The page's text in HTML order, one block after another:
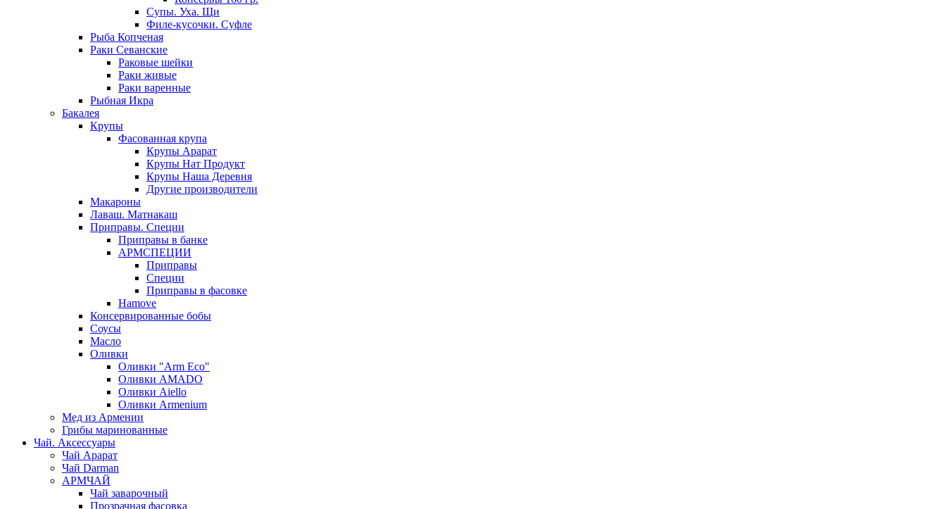
Супы. Уха. Щи
Филе-кусочки. Суфле
Рыба Копченая
Раки Севанские
Раковые шейки
Раки живые
Раки варенные
Рыбная Икра
Бакалея
Крупы
Фасованная крупа
Крупы Арарат
Крупы Нат Продукт
Крупы Наша Деревня
Другие производители
Макароны
Лаваш. Матнакаш
Приправы. Специи
Приправы в банке
АРМСПЕЦИИ
Приправы
Специи
Приправы в фасовке
Hamove
Консервированные бобы
Соусы
Масло
Оливки
Оливки "Arm Eco"
Оливки AMADO
Оливки Aiello
Оливки Armenium
Мед из Армении
Грибы маринованные
Чай. Аксессуары
Чай Арарат
Чай Darman
АРМЧАЙ
Чай заварочный
Прозрачная фасовка